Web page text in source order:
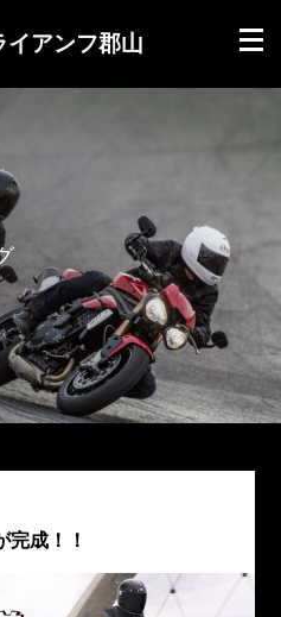
イアンフ郡山
完成！！